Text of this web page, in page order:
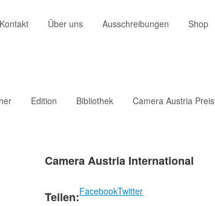
Kontakt Über uns Ausschreibungen Shop
Edition Bibliothek Camera Austria Preis
Camera Austria International
Teilen:FacebookTwitter